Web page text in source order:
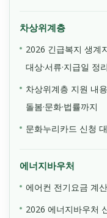
차상위계층
2026 긴급복지 생계
대상·서류·지급일 정리
차상위계층 지원 내
돌봄·문화·법률까지
문화누리카드 신청
에너지바우처
에어컨 전기요금 계
2026 에너지바우처